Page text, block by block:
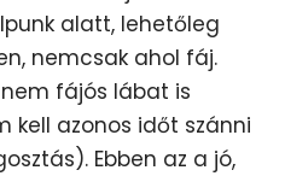
alatt, lehetőleg
nemcsak ahol fáj.
fájós lábat is
kell azonos időt szánni
Ebben az a jó,